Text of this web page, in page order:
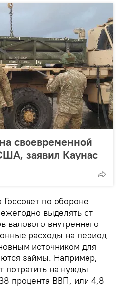
своевременной
заявил Каунас
по обороне
выделять от
валового внутреннего
расходы на период
источником для
займы. Например,
потратить на нужды
процента ВВП, или 4,8